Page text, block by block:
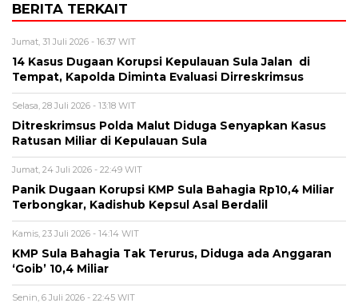
BERITA TERKAIT
Jumat, 31 Juli 2026 - 16:37 WIT
14 Kasus Dugaan Korupsi Kepulauan Sula Jalan di
Tempat, Kapolda Diminta Evaluasi Dirreskrimsus
Selasa, 28 Juli 2026 - 13:18 WIT
Ditreskrimsus Polda Malut Diduga Senyapkan Kasus
Ratusan Miliar di Kepulauan Sula
Jumat, 24 Juli 2026 - 22:49 WIT
Panik Dugaan Korupsi KMP Sula Bahagia Rp10,4 Miliar
Terbongkar, Kadishub Kepsul Asal Berdalil
Kamis, 23 Juli 2026 - 14:14 WIT
KMP Sula Bahagia Tak Terurus, Diduga ada Anggaran
‘Goib’ 10,4 Miliar
Senin, 6 Juli 2026 - 22:45 WIT